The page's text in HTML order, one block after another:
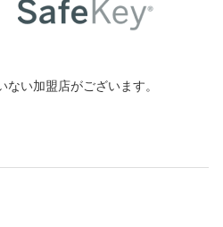
ない加盟店がございます。